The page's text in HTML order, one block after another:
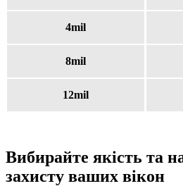
4mil
8mil
12mil
Вибирайте якість та
захисту ваших вікон